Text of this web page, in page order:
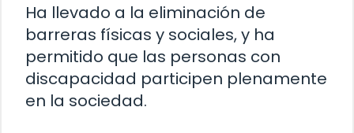
Ha llevado a la eliminación de
barreras físicas y sociales, y ha
permitido que las personas con
discapacidad participen plenamente
en la sociedad.